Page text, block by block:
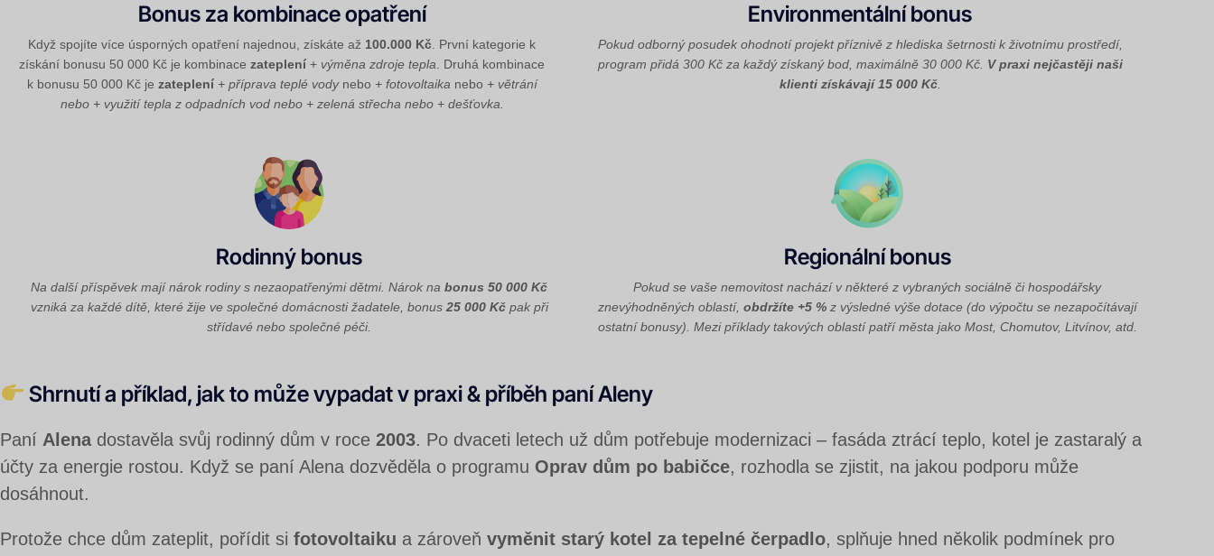
Bonus za kombinace opatření
Když spojíte více úsporných opatření najednou, získáte až 100.000 Kč. První kategorie k
získání bonusu 50 000 Kč je kombinacezateplení + výměna zdroje tepla. Druhá kombinace
k bonusu 50 000 Kč je zateplení + příprava teplé vodynebo + fotovoltaikanebo + větrání
nebo + využití tepla z odpadních vodnebo + zelená střechanebo + dešťovka.
Environmentální bonus
Pokud odborný posudek ohodnotí projekt příznivě z hlediska šetrnosti k životnímu prostředí,
program přidá 300 Kč za každý získaný bod, maximálně 30 000 Kč. V praxi nejčastěji naši
klienti získávají 15 000 Kč.
Rodinný bonus
Na další příspěvek mají nárok rodiny s nezaopatřenými dětmi. Nárok na bonus 50 000 Kč
vzniká za každé dítě, které žije ve společné domácnosti žadatele, bonus 25 000 Kčpak při
střídavé nebo společné péči.
Regionální bonus
Pokud se vaše nemovitost nachází v některé z vybraných sociálně či hospodářsky
znevýhodněných oblastí, obdržíte +5 %z výsledné výše dotace (do výpočtu se nezapočítávají
ostatní bonusy). Mezi příklady takových oblastí patří města jako Most, Chomutov, Litvínov, atd.
Shrnutí a příklad, jak to může vypadat v praxi & příběh paní Aleny
Paní Alenadostavěla svůj rodinný dům v roce 2003. Po dvaceti letech už dům potřebuje modernizaci – fasáda ztrácí teplo, kotel je zastaralý a
účty za energie rostou. Když se paní Alena dozvěděla o programu Oprav dům po babičce, rozhodla se zjistit, na jakou podporu může
dosáhnout.
Protože chce dům zateplit, pořídit si fotovoltaiku a zároveň vyměnit starý kotel za tepelné čerpadlo, splňuje hned několik podmínek pro